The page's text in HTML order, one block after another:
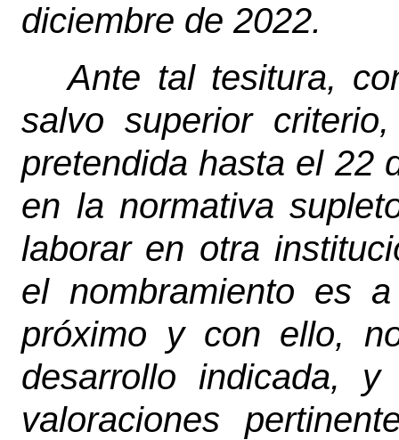
diciembre de 2022.
Ante tal tesitura,
salvo superior
pretendida hasta el 22
en la normativa
laborar en otra
el nombramiento es
próximo y con ello,
desarrollo indicada,
valoraciones